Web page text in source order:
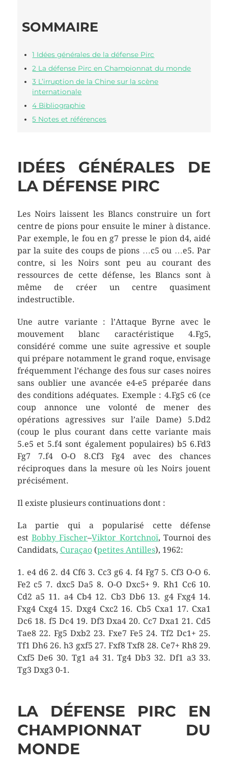
SOMMAIRE
1 Idées générales de la défense Pirc
2 La défense Pirc en Championnat du monde
3 L’irruption de la Chine sur la scène
internationale
4 Bibliographie
5 Notes et références
IDÉES GÉNÉRALES DE
LA DÉFENSE PIRC
Les Noirs laissent les Blancs construire un fort
centre de pions pour ensuite le miner à distance.
Par exemple, le fou en g7 presse le pion d4, aidé
par la suite des coups de pions …c5 ou …e5. Par
contre, si les Noirs sont peu au courant des
ressources de cette défense, les Blancs sont à
même de créer un centre quasiment
indestructible.
Une autre variante : l’Attaque Byrne avec le
mouvement blanc caractéristique 4.Fg5,
considéré comme une suite agressive et souple
qui prépare notamment le grand roque, envisage
fréquemment l’échange des fous sur cases noires
sans oublier une avancée e4-e5 préparée dans
des conditions adéquates. Exemple : 4.Fg5 c6 (ce
coup annonce une volonté de mener des
opérations agressives sur l’aile Dame) 5.Dd2
(coup le plus courant dans cette variante mais
5.e5 et 5.f4 sont également populaires) b5 6.Fd3
Fg7 7.f4 O-O 8.Cf3 Fg4 avec des chances
réciproques dans la mesure où les Noirs jouent
précisément.
Il existe plusieurs continuations dont :
La partie qui a popularisé cette défense
est Bobby Fischer–Viktor Kortchnoï, Tournoi des
Candidats, Curaçao(petites Antilles), 1962:
1. e4 d6 2. d4 Cf6 3. Cc3 g6 4. f4 Fg7 5. Cf3 O-O 6.
Fe2 c5 7. dxc5 Da5 8. O-O Dxc5+ 9. Rh1 Cc6 10.
Cd2 a5 11. a4 Cb4 12. Cb3 Db6 13. g4 Fxg4 14.
Fxg4 Cxg4 15. Dxg4 Cxc2 16. Cb5 Cxa1 17. Cxa1
Dc6 18. f5 Dc4 19. Df3 Dxa4 20. Cc7 Dxa1 21. Cd5
Tae8 22. Fg5 Dxb2 23. Fxe7 Fe5 24. Tf2 Dc1+ 25.
Tf1 Dh6 26. h3 gxf5 27. Fxf8 Txf8 28. Ce7+ Rh8 29.
Cxf5 De6 30. Tg1 a4 31. Tg4 Db3 32. Df1 a3 33.
Tg3 Dxg3 0-1.
LA DÉFENSE PIRC EN
CHAMPIONNAT DU
MONDE